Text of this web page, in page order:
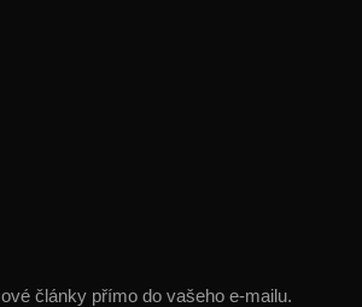
články přímo do vašeho e-mailu.